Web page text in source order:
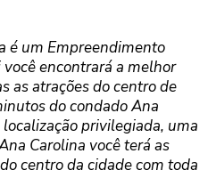
é um Empreendimento
encontrará a melhor
as atrações do centro de
do condado Ana
privilegiada, uma
Carolina você terá as
centro da cidade com toda